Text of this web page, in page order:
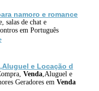
namoro e romance
salas de chat e
em Português
,Aluguel e Locação d
Venda ,Aluguel e
Geradores em Venda